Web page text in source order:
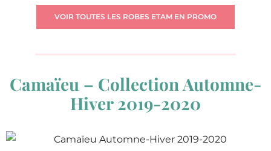
VOIR TOUTES LES ROBES ETAM EN PROMO
Camaïeu – Collection Automne-
Hiver 2019-2020